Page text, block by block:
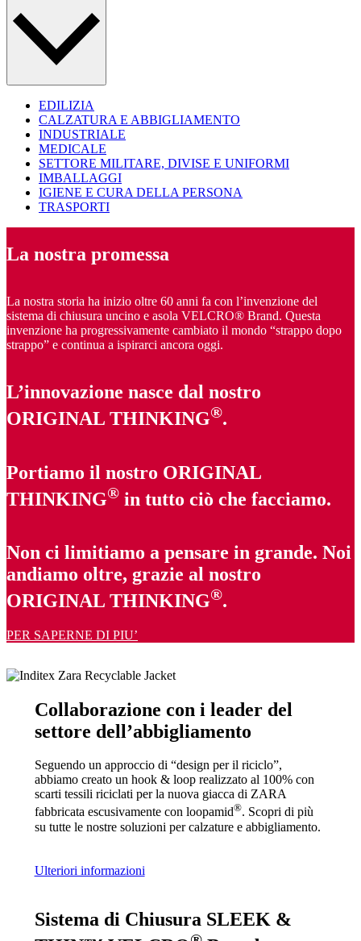
EDILIZIA
CALZATURA E ABBIGLIAMENTO
INDUSTRIALE
MEDICALE
SETTORE MILITARE, DIVISE E UNIFORMI
IMBALLAGGI
IGIENE E CURA DELLA PERSONA
TRASPORTI
La nostra promessa
La nostra storia ha inizio oltre 60 anni fa con l’invenzione del
sistema di chiusura uncino e asola VELCRO® Brand. Questa
invenzione ha progressivamente cambiato il mondo “strappo dopo
strappo” e continua a ispirarci ancora oggi.
L’innovazione nasce dal nostro
ORIGINAL THINKING®.
Portiamo il nostro ORIGINAL
THINKING® in tutto ciò che facciamo.
Non ci limitiamo a pensare in grande. Noi
andiamo oltre, grazie al nostro
ORIGINAL THINKING®.
PER SAPERNE DI PIU’
Collaborazione con i leader del
settore dell’abbigliamento
Seguendo un approccio di “design per il riciclo”,
abbiamo creato un hook & loop realizzato al 100% con
scarti tessili riciclati per la nuova giacca di ZARA
fabbricata escusivamente con loopamid®. Scopri di più
su tutte le nostre soluzioni per calzature e abbigliamento.
Ulteriori informazioni
Sistema di Chiusura SLEEK &